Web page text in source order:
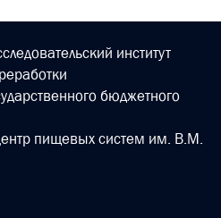
институт
бюджетного
пищевых систем им. В.М.